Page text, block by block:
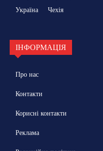
Україна
Чехія
ІНФОРМАЦІЯ
Про нас
Контакти
Корисні контакти
Реклама